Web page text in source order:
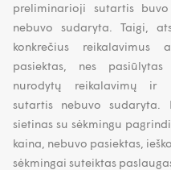
preliminarioji sutartis
nebuvo sudaryta. Taigi,
konkrečius reikalavimus
pasiektas, nes
nurodytų reikalavimų ir
sutartis nebuvo sudaryta.
sietinas su sėkmingu
kaina, nebuvo pasiektas,
sėkmingai suteiktas